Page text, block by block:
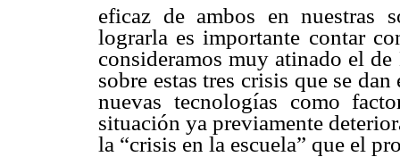
eficaz de ambos en nuestras
lograrla es importante contar
consideramos muy atinado el
sobre estas tres crisis que se
nuevas tecnologías como
situación ya previamente
la “crisis en la escuela” que el